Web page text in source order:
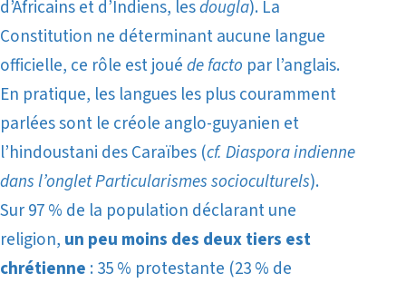
d’Africains et d’Indiens, lesdougla). La
Constitution ne déterminant aucune langue
officielle, ce rôle est jouéde facto par l’anglais.
En pratique, les langues les plus couramment
parlées sont le créole anglo-guyanien et
l’hindoustani des Caraïbes (cf. Diaspora indienne
dans l’onglet Particularismes socioculturels).
Sur 97 % de la population déclarant une
religion, un peu moins des deux tiers est
chrétienne : 35 % protestante (23 % de